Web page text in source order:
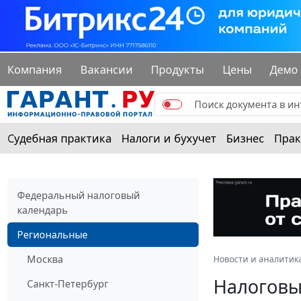
Компания Вакансии Продукты Цены Демо
Судебная практика Налоги и бухучет Бизнес
Федеральный налоговый
календарь
Региональные
Москва
Санкт-Петербург
Новости и